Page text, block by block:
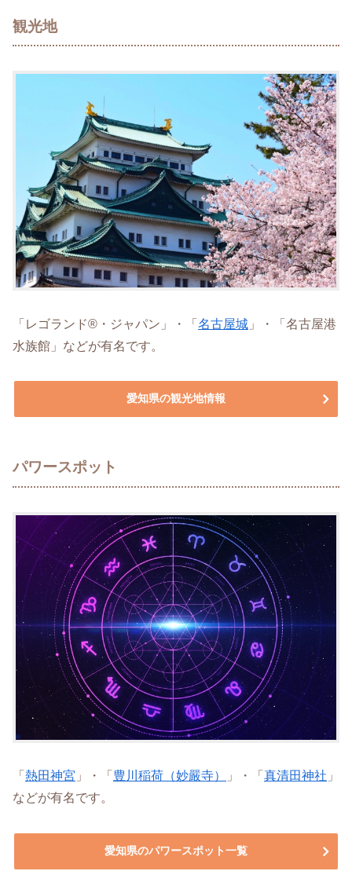
観光地
「レゴランド®・ジャパン」・「 名古屋城 」・「名古屋港
水族館」などが有名です。
愛知県の観光地情報
パワースポット
「 熱田神宮 」・「 豊川稲荷（妙嚴寺） 」・「 真清田神社 」
などが有名です。
愛知県のパワースポット一覧